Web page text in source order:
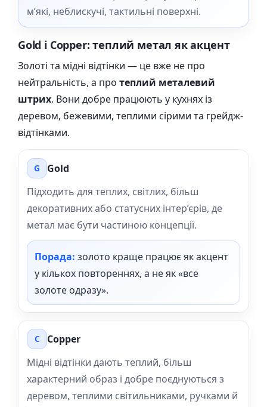
м’які, неблискучі, тактильні поверхні.
Gold і Copper: теплий метал як акцент
Золоті та мідні відтінки — це вже не про
нейтральність, а про теплий металевий
штрих. Вони добре працюють у кухнях із
деревом, бежевими, теплими сірими та грейдж-
відтінками.
G
Gold
Підходить для теплих, світлих, більш
декоративних або статусних інтер’єрів, де
метал має бути частиною концепції.
Порада: золото краще працює як акцент
у кількох повтореннях, а не як «все
золоте одразу».
C
Copper
Мідні відтінки дають теплий, більш
характерний образ і добре поєднуються з
деревом, теплими світильниками, ручками й